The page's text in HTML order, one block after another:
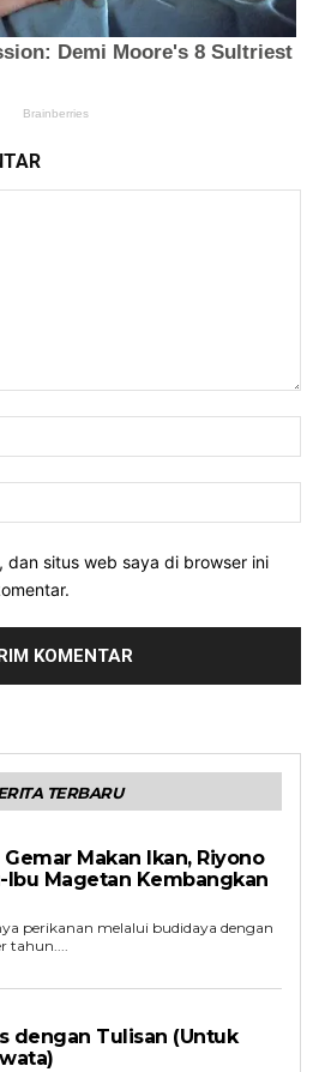
dan situs web saya di browser ini
TERBARU
Makan Ikan, Riyono
Ibu Magetan Kembangkan
perikanan melalui budidaya dengan
tahun....
dengan Tulisan (Untuk